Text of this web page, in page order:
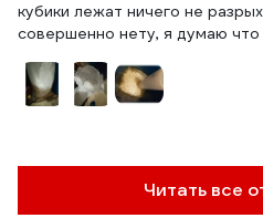
кубики лежат ничего не
совершенно нету, я думаю
Читать все